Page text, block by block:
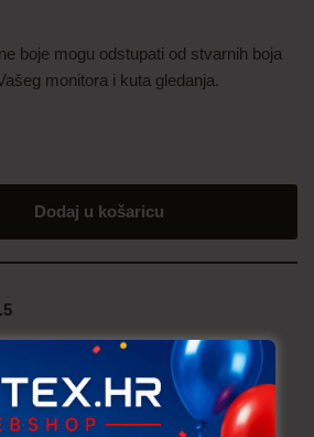
boje mogu odstupati od stvarnih boja
monitora i kuta gledanja.
Dodaj u košaricu